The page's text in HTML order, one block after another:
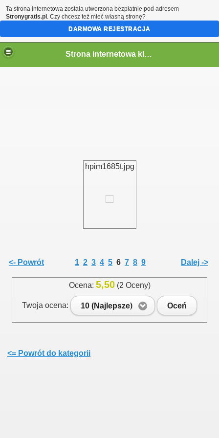
Strona internetowa klubu MOSiR Przeworsk
hpim1685t.jpg
<- Powrót 1 2 3 4 5 6 7 8 9 Dalej ->
Ocena: 5,50(2 Oceny)
Twoja ocena: 10 (Najlepsze) Oceń
<= Powrót do kategorii
Ta strona internetowa została utworzona bezpłatnie pod adresem
Stronygratis.pl . Czy chcesz też mieć własną stronę?
DARMOWA REJESTRACJA